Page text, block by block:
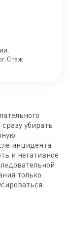
Стаж
убирать
инцидента
и негативное
только